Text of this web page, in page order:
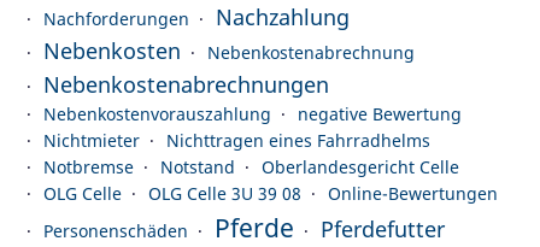
Nachforderungen
Nachzahlung
Nebenkosten
Nebenkostenabrechnung
Nebenkostenabrechnungen
Nebenkostenvorauszahlung
negative Bewertung
Nichtmieter
Nichttragen eines Fahrradhelms
Notbremse
Notstand
Oberlandesgericht Celle
OLG Celle
OLG Celle 3U 39 08
Online-Bewertungen
Personenschäden
Pferde Pferdefutter